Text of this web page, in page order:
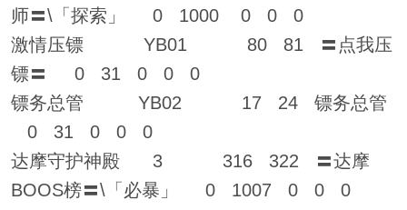
师〓\「探索」 0 1000 0 0 0
激情压镖 YB01 80 81 〓点我压
镖〓 0 31 0 0 0
镖务总管 YB02 17 24 镖务总管
0 31 0 0 0
达摩守护神殿 3 316 322 〓达摩
BOOS榜〓\「必暴」 0 1007 0 0 0